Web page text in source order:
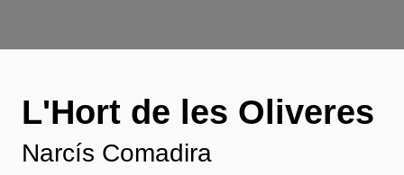
L'Hort de les Oliveres
Narcís Comadira